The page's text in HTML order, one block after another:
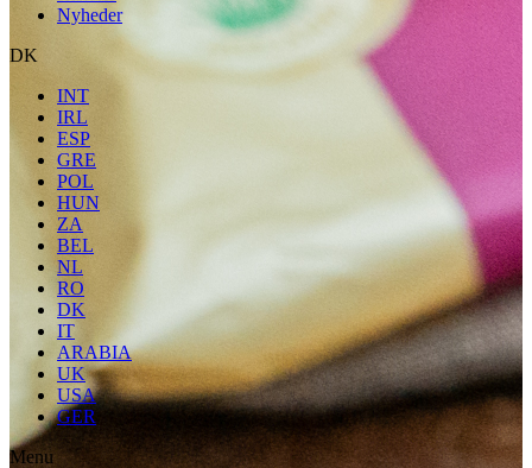
Nyheder
DK
INT
IRL
ESP
GRE
POL
HUN
ZA
BEL
NL
RO
DK
IT
ARABIA
UK
USA
GER
Menu